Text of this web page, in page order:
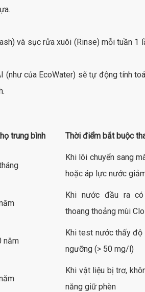
và sục rửa xuôi (Rinse) mỗi tuần 1
(như của EcoWater) sẽ tự động tính
trung bình Thời điểm bắt buộc
Khi lõi chuyển sang
hoặc áp lực nước
Khi nước đầu ra
thoang thoảng mùi Clo
năm
Khi test nước thấy
ngưỡng (> 50 mg/l)
Khi vật liệu bị trơ,
năng giữ phèn